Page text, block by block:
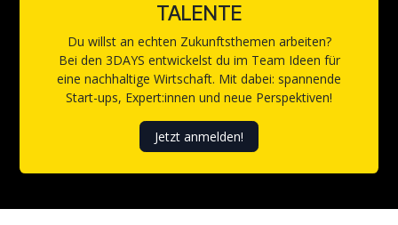
TALENTE
Du willst an echten Zukunftsthemen arbeiten?
Bei den 3DAYS entwickelst du im Team Ideen für
eine nachhaltige Wirtschaft. Mit dabei: spannende
Start-ups, Expert:innen und neue Perspektiven!
Jetzt anmelden!